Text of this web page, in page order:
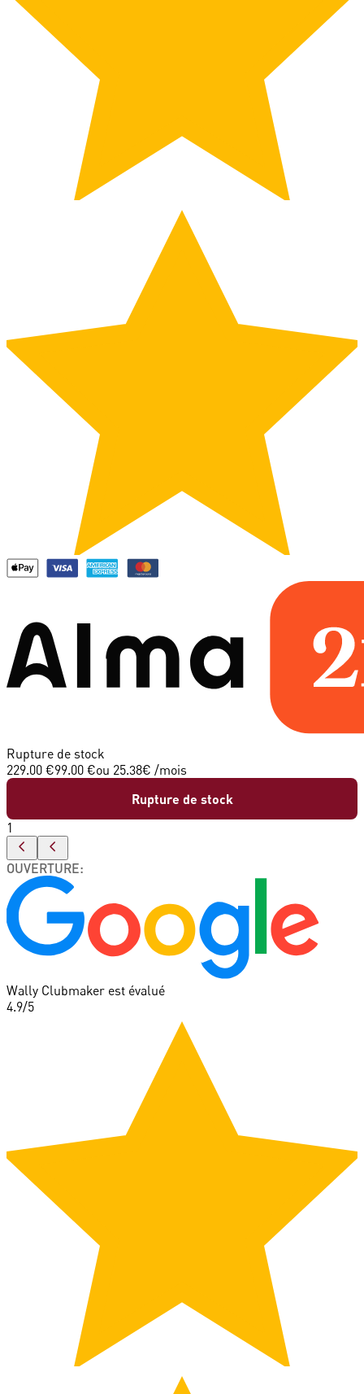
Rupture de stock
229.00 €99.00 €ou 25.38€ /mois
Rupture de stock
1
OUVERTURE:
Wally Clubmaker est évalué
4.9/5